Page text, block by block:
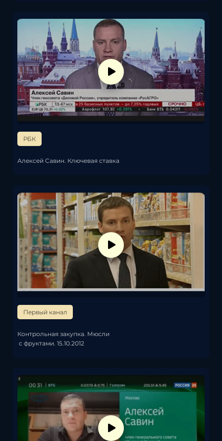
РБК
Алексей Савин. Ключевая ставка
Первый канал
Контрольная закупка. Мюсли
с фруктами. 15.10.2012